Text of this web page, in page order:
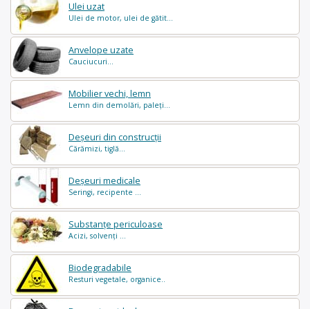
Ulei uzat
Ulei de motor, ulei de gătit...
Anvelope uzate
Cauciucuri...
Mobilier vechi, lemn
Lemn din demolări, paleți...
Deșeuri din construcții
Cărămizi, tiglă...
Deșeuri medicale
Seringi, recipente ...
Substanțe periculoase
Acizi, solvenți ...
Biodegradabile
Resturi vegetale, organice..